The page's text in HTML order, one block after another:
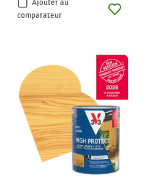
Ajouter au
comparateur